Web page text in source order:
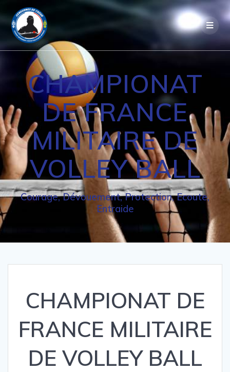
Passer
au
CHAMPIONAT
DE FRANCE
MILITAIRE DE
VOLLEY BALL
Courage, Dévouement, Protection, Ecoute,
Entraide
CHAMPIONAT DE
FRANCE MILITAIRE
DE VOLLEY BALL